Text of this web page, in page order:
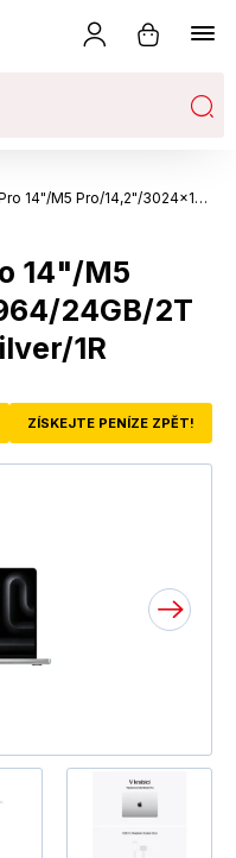
Apple MacBook Pro 14"/M5 Pro/14,2"/3024x1964/24GB/2TB/M5 Pro/Tahoe/Silver/1R
14"/M5
24GB/2T
1R
ZÍSKEJTE PENÍZE ZPĚT!